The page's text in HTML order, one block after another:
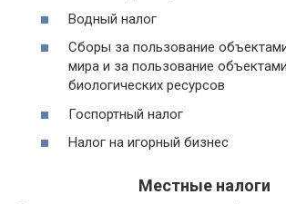
Водный налог
Сборы за пользование
мира и за пользование
биологических ресурсов
Госпортный налог
Налог на игорный бизнес
Местные налоги